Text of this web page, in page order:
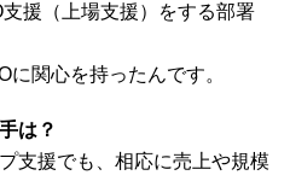
援（上場支援）をする部署
関心を持ったんです。
は？
支援でも、相応に売上や規模